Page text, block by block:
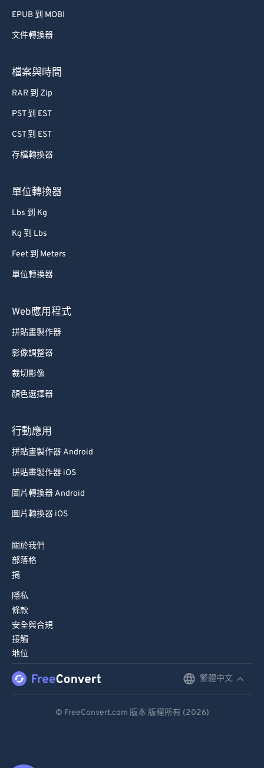
EPUB 到 MOBI
文件轉換器
檔案與時間
RAR 到 Zip
PST 到 EST
CST 到 EST
存檔轉換器
單位轉換器
Lbs 到 Kg
Kg 到 Lbs
Feet 到 Meters
單位轉換器
Web應用程式
拼貼畫製作器
影像調整器
裁切影像
顏色選擇器
行動應用
拼貼畫製作器 Android
拼貼畫製作器 iOS
圖片轉換器 Android
圖片轉換器 iOS
關於我們
部落格
捐
隱私
條款
安全與合規
接觸
地位
繁體中文
© FreeConvert.com 版本 版權所有 (2026)